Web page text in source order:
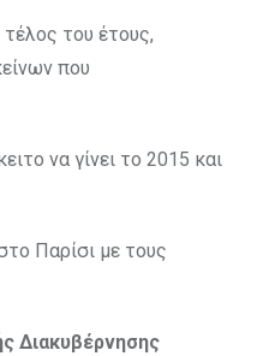
του έτους,
που
να γίνει το 2015 και
Παρίσι με τους
Διακυβέρνησης